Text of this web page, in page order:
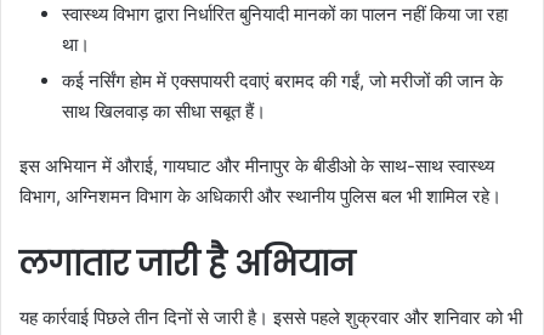
स्वास्थ्य विभाग द्वारा निर्धारित बुनियादी मानकों का पालन नहीं किया जा रहा
था।
कई नर्सिंग होम में एक्सपायरी दवाएं बरामद की गईं, जो मरीजों की जान के
साथ खिलवाड़ का सीधा सबूत हैं।
इस अभियान में औराई, गायघाट और मीनापुर के बीडीओ के साथ-साथ स्वास्थ्य
विभाग, अग्निशमन विभाग के अधिकारी और स्थानीय पुलिस बल भी शामिल रहे।
लगातार जारी है अभियान
यह कार्रवाई पिछले तीन दिनों से जारी है। इससे पहले शुक्रवार और शनिवार को भी